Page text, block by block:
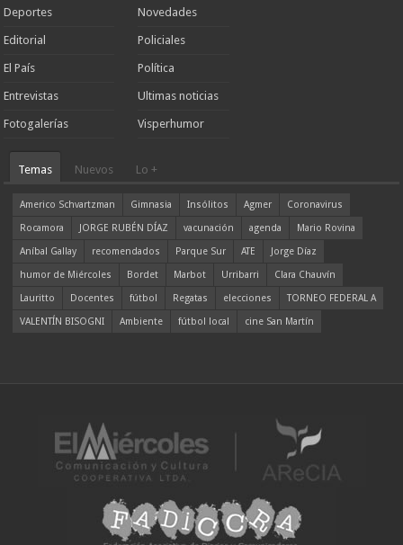
Deportes
Editorial
El País
Entrevistas
Fotogalerías
Novedades
Policiales
Política
Ultimas noticias
Visperhumor
Temas Nuevos Lo +
Americo Schvartzman Gimnasia Insólitos Agmer
Coronavirus
Rocamora
JORGE RUBÉN DÍAZ vacunación agenda
Mario Rovina
Aníbal Gallay
recomendados Parque Sur ATE
Jorge Díaz
humor de Miércoles
Bordet Marbot Urribarri
Clara Chauvín
Lauritto
Docentes fútbol Regatas elecciones
TORNEO FEDERAL A
VALENTÍN BISOGNI
Ambiente fútbol local cine San Martín